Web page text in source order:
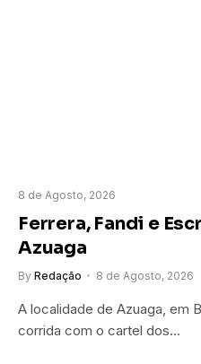
8 de Agosto, 2026
Ferrera, Fandi e
Azuaga
By Redação 8 de Agosto, 2026
A localidade de Azuaga, em
corrida com o cartel dos…